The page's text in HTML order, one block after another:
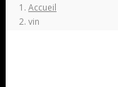
Accueil
vin